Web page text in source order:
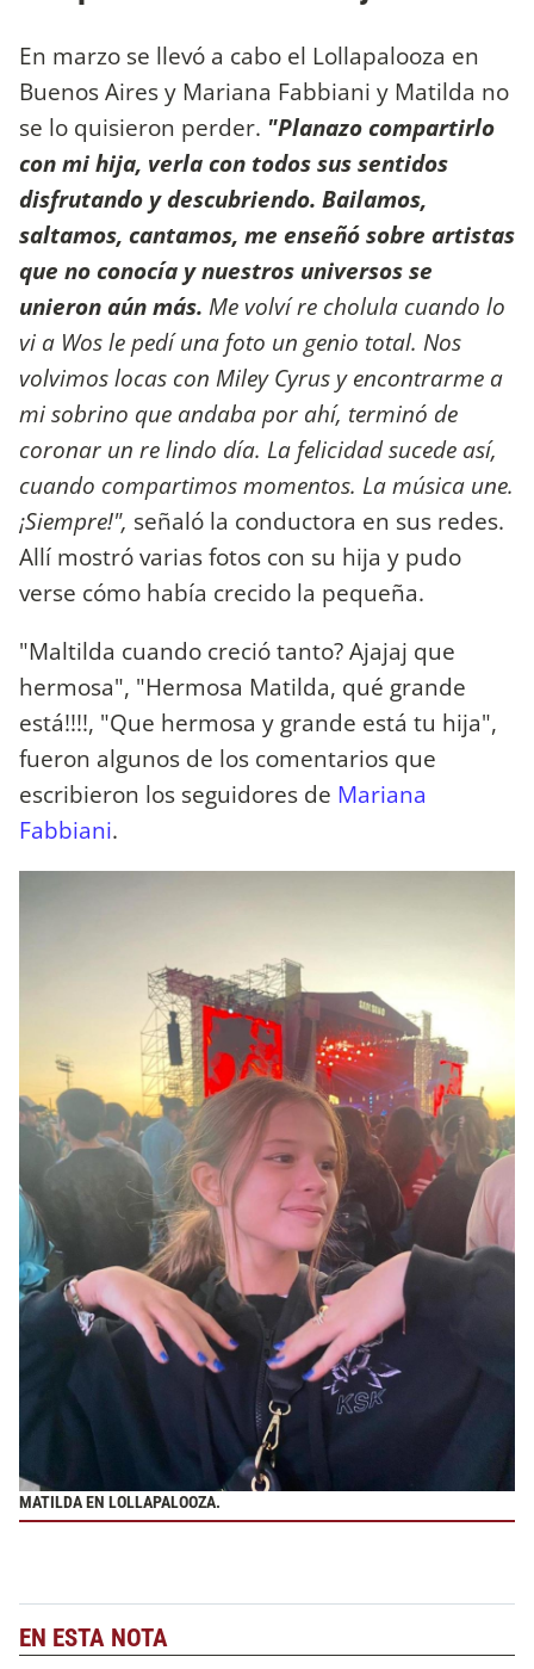
En marzo se llevó a cabo el Lollapalooza en
Buenos Aires y Mariana Fabbiani y Matilda no
se lo quisieron perder. "Planazo compartirlo
con mi hija, verla con todos sus sentidos
disfrutando y descubriendo. Bailamos,
saltamos, cantamos, me enseñó sobre artistas
que no conocía y nuestros universos se
unieron aún más. Me volví re cholula cuando lo
vi a Wos le pedí una foto un genio total. Nos
volvimos locas con Miley Cyrus y encontrarme a
mi sobrino que andaba por ahí, terminó de
coronar un re lindo día. La felicidad sucede así,
cuando compartimos momentos. La música une.
¡Siempre!", señaló la conductora en sus redes.
Allí mostró varias fotos con su hija y pudo
verse cómo había crecido la pequeña.
"Maltilda cuando creció tanto? Ajajaj que
hermosa", "Hermosa Matilda, qué grande
está!!!!, "Que hermosa y grande está tu hija",
fueron algunos de los comentarios que
escribieron los seguidores de Mariana
Fabbiani.
MATILDA EN LOLLAPALOOZA.
EN ESTA NOTA